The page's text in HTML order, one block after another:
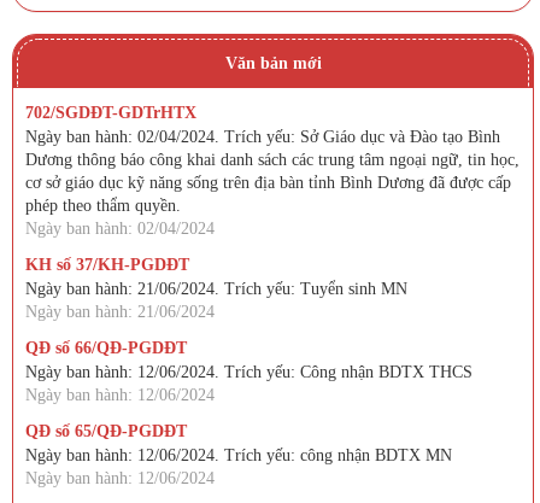
Văn bản mới
702/SGDĐT-GDTrHTX
Ngày ban hành: 02/04/2024. Trích yếu: Sở Giáo dục và Đào tạo Bình
Dương thông báo công khai danh sách các trung tâm ngoại ngữ, tin học,
cơ sở giáo dục kỹ năng sống trên địa bàn tỉnh Bình Dương đã được cấp
phép theo thẩm quyền.
Ngày ban hành: 02/04/2024
KH số 37/KH-PGDĐT
Ngày ban hành: 21/06/2024. Trích yếu: Tuyển sinh MN
Ngày ban hành: 21/06/2024
QĐ số 66/QĐ-PGDĐT
Ngày ban hành: 12/06/2024. Trích yếu: Công nhận BDTX THCS
Ngày ban hành: 12/06/2024
QĐ số 65/QĐ-PGDĐT
Ngày ban hành: 12/06/2024. Trích yếu: công nhận BDTX MN
Ngày ban hành: 12/06/2024